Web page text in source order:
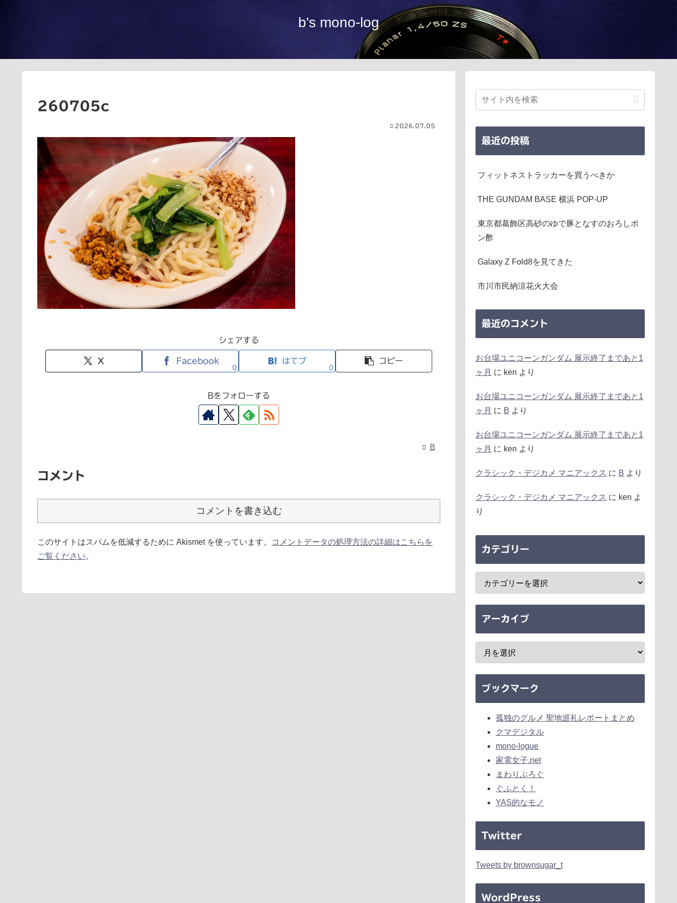
b's mono-log
260705c
2026.07.05
シェアする
X Facebook
0
はてブ
0
コピー
Bをフォローする
B
コメント
コメントを書き込む
このサイトはスパムを低減するために Akismet を使っています。
コメントデータの処理方法の詳細はこちらを
ご覧ください。
最近の投稿
フィットネストラッカーを買うべきか
THE GUNDAM BASE 横浜 POP-UP
東京都葛飾区高砂のゆで豚となすのおろしポ
ン酢
Galaxy Z Fold8を見てきた
市川市民納涼花火大会
最近のコメント
お台場ユニコーンガンダム 展示終了まであと1
ヶ月 に ken より
お台場ユニコーンガンダム 展示終了まであと1
ヶ月 に B より
お台場ユニコーンガンダム 展示終了まであと1
ヶ月 に ken より
クラシック・デジカメ マニアックス に B より
クラシック・デジカメ マニアックス に ken よ
り
カテゴリー
アーカイブ
ブックマーク
孤独のグルメ 聖地巡礼レポートまとめ
クマデジタル
mono-logue
家電女子.net
まわりぶろぐ
ぐふとく！
YAS的なモノ
Twitter
Tweets by brownsugar_t
WordPress